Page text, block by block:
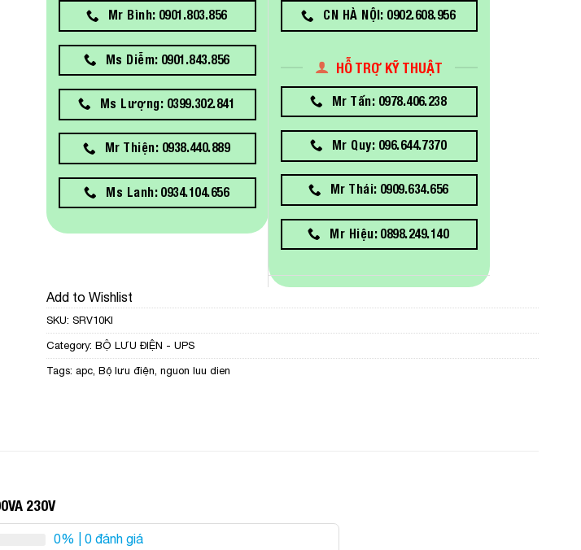
Mr Bình: 0901.803.856
Ms Diễm: 0901.843.856
Ms Lượng: 0399.302.841
Mr Thiện: 0938.440.889
Ms Lanh: 0934.104.656
CN HÀ NỘI: 0902.608.956
HỖ TRỢ KỸ THUẬT
Mr Tấn: 0978.406.238
Mr Quy: 096.644.7370
Mr Thái: 0909.634.656
Mr Hiệu: 0898.249.140
Add to Wishlist
SKU: SRV10KI
Category: BỘ LƯU ĐIỆN - UPS
Tags: apc Bộ lưu điện nguon luu dien
230V
0% | 0 đánh giá